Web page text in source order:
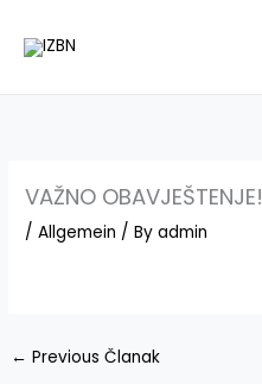
VAŽNO OBAVJEŠTENJE!
/Allgemein / Byadmin
← Previous Članak